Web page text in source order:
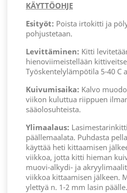
KÄYTTÖOHJE
Esityöt: Poista irtokitti ja
pohjustetaan.
Levittäminen: Kitti
hienoviimeistellään
Työskentelylämpötila 5-40 C
Kuivumisaika: Kalvo
viikon kuluttua riippuen
sääolosuhteista.
Ylimaalaus:
päällemaalata. Puhdasta
käyttää heti kittaamisen
viikkoa, jotta kitti hieman
muovi-alkydi- ja
viikkoa kittaamisen jälkeen.
ylettyä n. 1-2 mm lasin päälle.